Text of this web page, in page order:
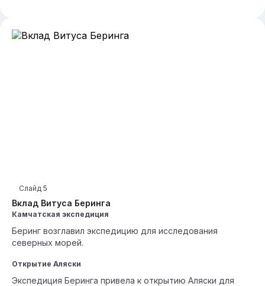
Вклад Витуса Беринга
Слайд 5
Камчатская экспедиция
Беринг возглавил экспедицию для исследования
северных морей.
Открытие Аляски
Экспедиция Беринга привела к открытию Аляски для